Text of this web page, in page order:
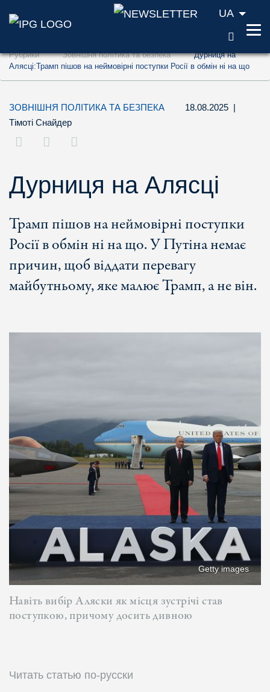
Перейти до змісту (ключ доступу '1')
Перейти до пошуку (ключ доступу '2')
UA
Рубрики Зовнішня політика та безпека
Дурниця на
Алясці:Трамп пішов на неймовірні поступки Росії в обмін ні на що
ЗОВНІШНЯ ПОЛІТИКА ТА БЕЗПЕКА 18.08.2025 |
Тімоті Снайдер
Дурниця на Алясці
Трамп пішов на неймовірні поступки
Росії в обмін ні на що. У Путіна немає
причин, щоб віддати перевагу
майбутньому, яке малює Трамп, а не він.
Getty images
Навіть вибір Аляски як місця зустрічі став
поступкою, причому досить дивною
Читать статью по-русски